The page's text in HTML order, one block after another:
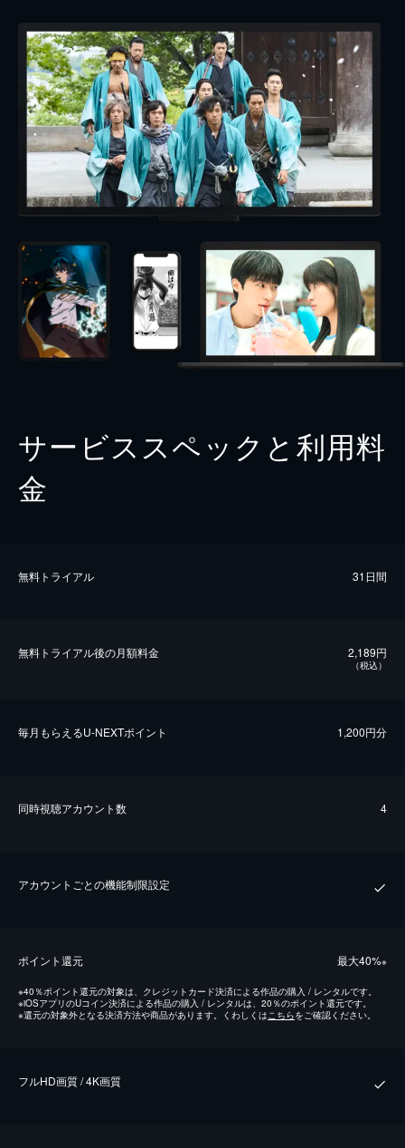
サービススペックと利用料
金
無料トライアル 31日間
無料トライアル後の⽉額料金 2,189円
（税込）
毎⽉もらえるU-NEXTポイント 1,200円分
同時視聴アカウント数 4
アカウントごとの機能制限設定
ポイント還元 最⼤40%※
※40％ポイント還元の対象は、クレジットカード決済による作品の購入 / レンタルです。
※iOSアプリのUコイン決済による作品の購入 / レンタルは、20％のポイント還元です。
※還元の対象外となる決済方法や商品があります。くわしくはこちらをご確認ください。
フルHD画質 / 4K画質